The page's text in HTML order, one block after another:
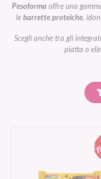
Pesoformaoffre una
lebarrette proteiche,
Scegli anche tra gli
piatta o